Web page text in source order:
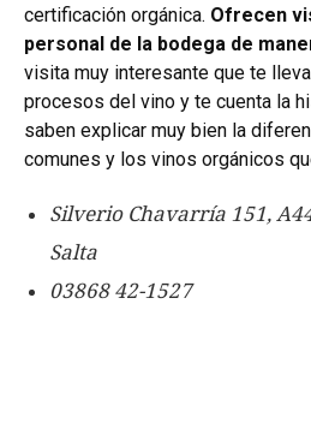
certificación orgánica. Ofrecen
personal de la bodega de
visita muy interesante que te
procesos del vino y te cuenta la
saben explicar muy bien la
comunes y los vinos orgánicos
Silverio Chavarría 151,
Salta
03868 42-1527